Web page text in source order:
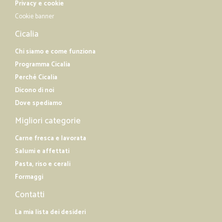
Privacy e cookie
Cookie banner
Cicalia
Chi siamo e come funziona
Programma Cicalia
Perché Cicalia
Dicono di noi
Dove spediamo
Migliori categorie
Carne fresca e lavorata
Salumi e affettati
Pasta, riso e cerali
Formaggi
Contatti
La mia lista dei desideri